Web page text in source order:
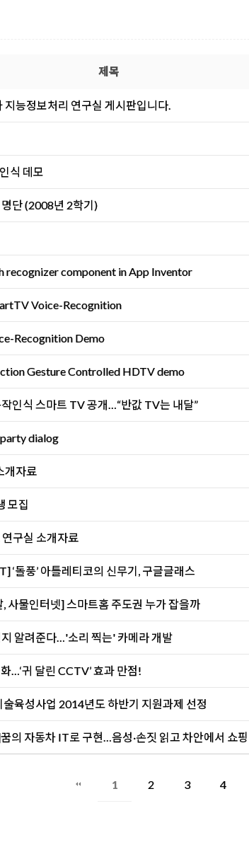
제목
지능정보처리 연구실 게시판입니다.
식 데모
단 (2008년 2학기)
recognizer component in App Inventor
Voice-Recognition
Recognition Demo
Gesture Controlled HDTV demo
인식 스마트 TV 공개…“반값 TV는 내달”
dialog
개자료
모집
구실 소개자료
‘돌풍’ 아틀레티코의 신무기, 구글글래스
사물인터넷] 스마트홈 주도권 누가 잡을까
알려준다…'소리 찍는' 카메라 개발
…‘귀 달린 CCTV’ 효과 만점!
육성사업 2014년도 하반기 지원과제 선정
의 자동차 IT로 구현…음성·손짓 읽고 차안에서 쇼핑
1 2 3 4